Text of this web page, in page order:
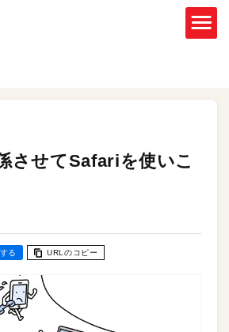
させてSafariを使いこ
る URLのコピー